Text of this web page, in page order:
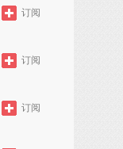
订阅
订阅
订阅